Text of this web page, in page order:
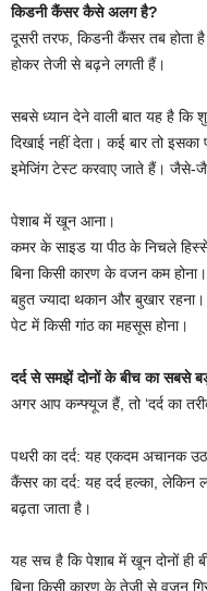
किडनी कैंसर कैसे अलग है?
दूसरी तरफ, किडनी कैंसर तब होता
होकर तेजी से बढ़ने लगती हैं।
सबसे ध्यान देने वाली बात यह है
दिखाई नहीं देता। कई बार तो
इमेजिंग टेस्ट करवाए जाते हैं। जैसे-
पेशाब में खून आना।
कमर के साइड या पीठ के निचले हिस्से
बिना किसी कारण के वजन कम होना।
बहुत ज्यादा थकान और बुखार रहना।
पेट में किसी गांठ का महसूस होना।
दर्द से समझें दोनों के बीच का सबसे
अगर आप कन्फ्यूज हैं, तो ‘दर्द का
पथरी का दर्द: यह एकदम अचानक
कैंसर का दर्द: यह दर्द हल्का, लेकिन
बढ़ता जाता है।
यह सच है कि पेशाब में खून दोनों ही
बिना किसी कारण के तेजी से वजन